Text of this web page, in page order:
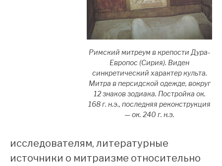
Римский митреум в крепости Дура-
Европос (Сирия). Виден
синкретический характер культа.
Митра в персидской одежде, вокруг
12 знаков зодиака. Постройка ок.
168 г. н.э., последняя реконструкция
— ок. 240 г. н.э.
исследователям, литературные
источники о митраизме относительно